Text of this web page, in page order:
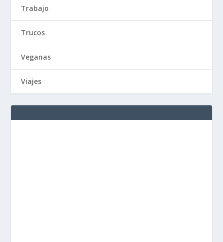
Trabajo
Trucos
Veganas
Viajes